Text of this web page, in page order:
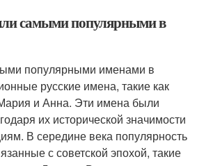
самыми популярными в
популярными именами в
русские имена, такие как
и Анна. Эти имена были
их исторической значимости
В середине века популярность
с советской эпохой, такие